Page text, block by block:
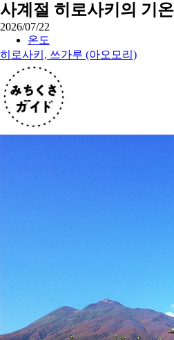
사계절 히로사키의 기
2026/07/22
온도
히로사키, 쓰가루 (아오모리)